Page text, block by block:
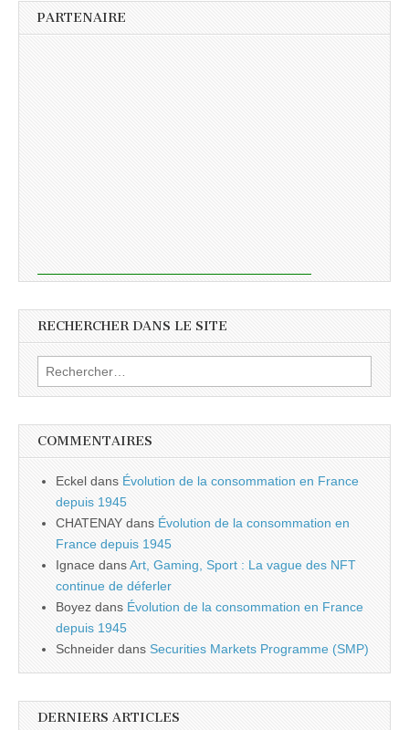
PARTENAIRE
RECHERCHER DANS LE SITE
Rechercher :
COMMENTAIRES
Eckel dans Évolution de la consommation en France
depuis 1945
CHATENAY dans Évolution de la consommation en
France depuis 1945
Ignace dansArt, Gaming, Sport : La vague des NFT
continue de déferler
Boyez dans Évolution de la consommation en France
depuis 1945
Schneider dans Securities Markets Programme (SMP)
DERNIERS ARTICLES